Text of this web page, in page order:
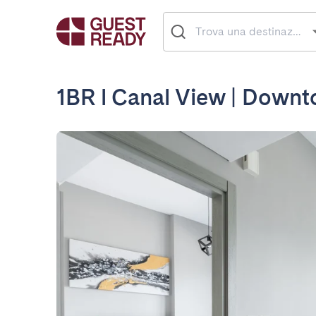
1BR l Canal View |